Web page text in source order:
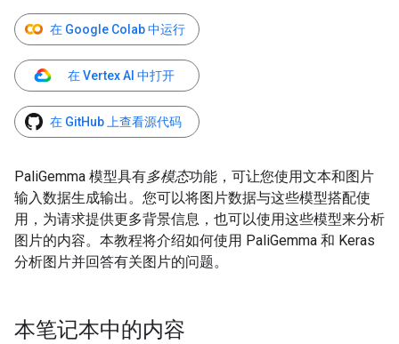
在 Google Colab 中运行
在 Vertex AI 中打开
在 GitHub 上查看源代码
PaliGemma 模型具有多模态功能，可让您使用文本和图片
输入数据生成输出。您可以将图片数据与这些模型搭配使
用，为请求提供更多背景信息，也可以使用这些模型来分析
图片的内容。本教程将介绍如何使用 PaliGemma 和 Keras
分析图片并回答有关图片的问题。
本笔记本中的内容